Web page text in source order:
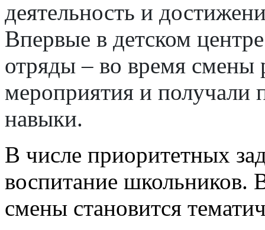
деятельность и
Впервые в детском
отряды – во время смены
мероприятия и получали
навыки.
В числе приоритетных
воспитание
смены становится